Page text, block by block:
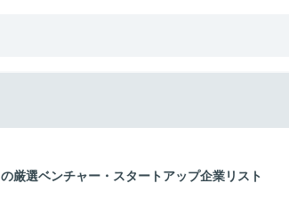
の厳選ベンチャー・スタートアップ企業リスト